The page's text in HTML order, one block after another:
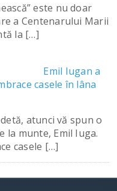
este nu doar
a Centenarului Marii
la […]
Emil Iugan a
casele în lâna
atunci vă spun o
la munte, Emil Iuga.
casele […]